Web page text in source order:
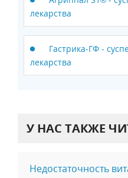
лекарства
Гастрика-ГФ -
лекарства
У НАС ТАКЖЕ
Недостаточность